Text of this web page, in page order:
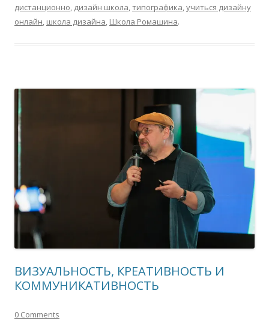
дистанционно, дизайн школа,типографика,учиться дизайну
онлайн, школа дизайна, Школа Ромашина.
ВИЗУАЛЬНОСТЬ, КРЕАТИВНОСТЬ И
КОММУНИКАТИВНОСТЬ
0 Comments